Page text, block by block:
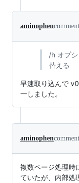
aminophen
/h オプ
替える
早速取り込んで
一しました。
aminophen
複数ページ処理時
ていたが、内部処